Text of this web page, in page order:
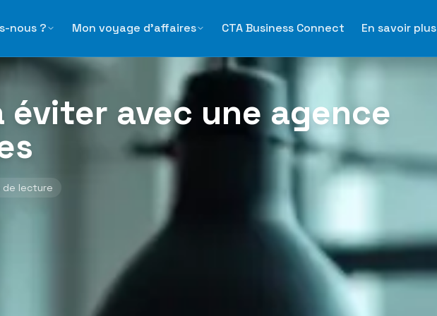
nous ? Mon voyage d'affaires CTA Business Connect En savoir plus
agence voyage d'affaires
éviter avec une agence
de lecture